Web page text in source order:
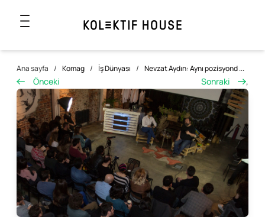
Ana sayfa / Komag / İş Dünyası / Nevzat Aydın: Aynı pozisyond ...
Önceki Sonraki ,